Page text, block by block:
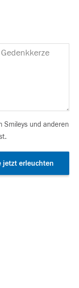
Smileys und anderen
jetzt erleuchten